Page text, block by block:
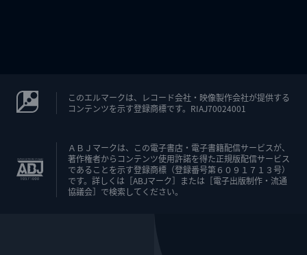
このエルマークは、レコード会社・映像製作会社が提供する
コンテンツを示す登録商標です。RIAJ70024001
ＡＢＪマークは、この電子書店・電子書籍配信サービスが、
著作権者からコンテンツ使用許諾を得た正規版配信サービス
であることを示す登録商標（登録番号第６０９１７１３号）
です。詳しくは［ABJマーク］または［電子出版制作・流通
協議会］で検索してください。